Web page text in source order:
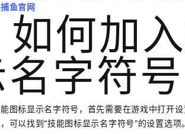
鱼官网
如何加
字符号
图标显示名字符号，首先需要在游戏中打开
可以找到“技能图标显示名字符号”的设置选